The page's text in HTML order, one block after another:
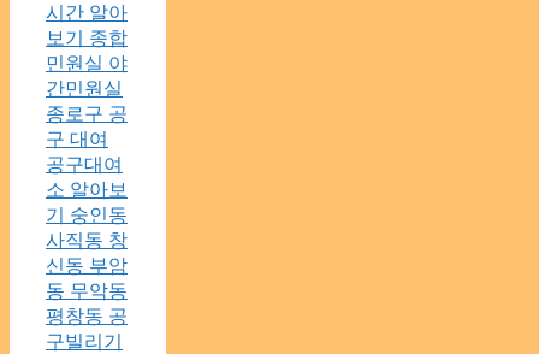
시간 알아
보기 종합
민원실 야
간민원실
종로구 공
구 대여
공구대여
소 알아보
기 숭인동
사직동 창
신동 부암
동 무악동
평창동 공
구빌리기